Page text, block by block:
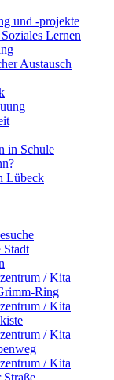
und -projekte
Lernen
Austausch
in Schule
Lübeck
Stadt
/ Kita
Ring
/ Kita
/ Kita
/ Kita
Straße